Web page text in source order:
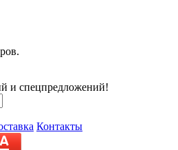
и спецпредложений!
Контакты